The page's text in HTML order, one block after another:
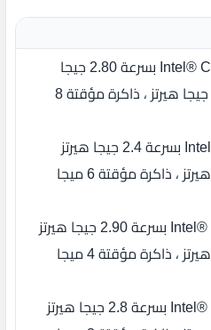
- معالج Intel® Core™ i7-3840QM بسرعة 2.80 جيجا
هيرتز (بسرعة تصل الي 3.80 جيجا هيرتز ، ذاكرة مؤقتة 8
- معالج Intel Core i7-3630QM بسرعة 2.4 جيجا هيرتز
(بسرعة تصل الي 3.40 جيجا هيرتز ، ذاكرة مؤقتة 6 ميجا
- معالج Intel® Core™ i7-3520M بسرعة 2.90 جيجا هيرتز
(بسرعة تصل الي 3.60 جيجا هيرتز ، ذاكرة مؤقتة 4 ميجا
- معالج Intel® Core™ i5-3360M بسرعة 2.8 جيجا هيرتز